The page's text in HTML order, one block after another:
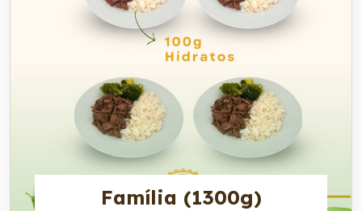
Família (1300g)